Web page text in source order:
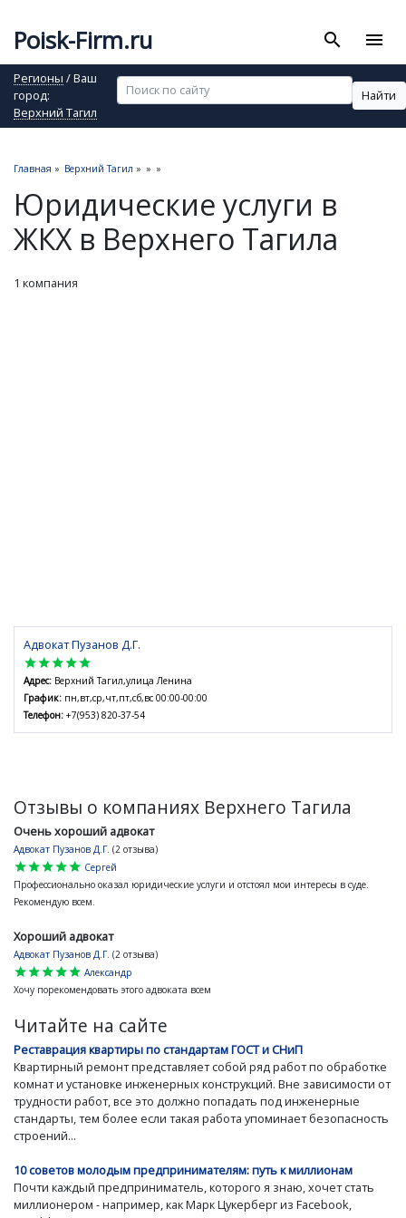
Poisk-Firm.ru search menu
Регионы / Ваш
город:
Верхний Тагил
Найти
Главная » Верхний Тагил » » »
Юридические услуги в
ЖКХ в Верхнего Тагила
1 компания
Адвокат Пузанов Д.Г.
star
star
star
star
star
Адрес: Верхний Тагил,улица Ленина
График: пн,вт,ср,чт,пт,сб,вс 00:00-00:00
Телефон: +7(953) 820-37-54
Отзывы о компаниях Верхнего Тагила
Очень хороший адвокат
Адвокат Пузанов Д.Г. (2 отзыва)
star
star
star
star
star
Сергей
Профессионально оказал юридические услуги и отстоял мои интересы в суде.
Рекомендую всем.
Хороший адвокат
Адвокат Пузанов Д.Г. (2 отзыва)
star
star
star
star
star
Александр
Хочу порекомендовать этого адвоката всем
Читайте на сайте
Реставрация квартиры по стандартам ГОСТ и СНиП
Квартирный ремонт представляет собой ряд работ по обработке
комнат и установке инженерных конструкций. Вне зависимости от
трудности работ, все это должно попадать под инженерные
стандарты, тем более если такая работа упоминает безопасность
строений...
10 советов молодым предпринимателям: путь к миллионам
Почти каждый предприниматель, которого я знаю, хочет стать
миллионером - например, как Марк Цукерберг из Facebook,